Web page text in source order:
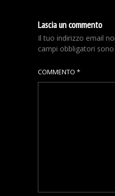
Lascia un commento
Il tuo indirizzo email
campi obbligatori
COMMENTO *